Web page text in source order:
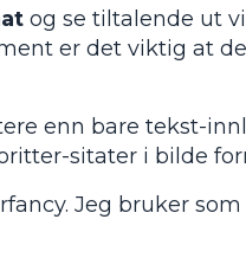
og se tiltalende ut
er det viktig at
enn bare tekst-
sitater i bilde
Jeg bruker